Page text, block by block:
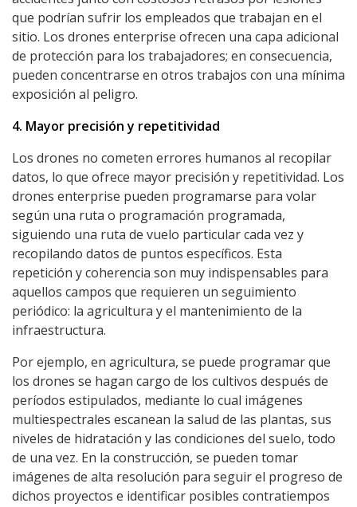
que podrían sufrir los empleados que trabajan en el
sitio. Los drones enterprise ofrecen una capa adicional
de protección para los trabajadores; en consecuencia,
pueden concentrarse en otros trabajos con una mínima
exposición al peligro.
4. Mayor precisión y repetitividad
Los drones no cometen errores humanos al recopilar
datos, lo que ofrece mayor precisión y repetitividad. Los
drones enterprise pueden programarse para volar
según una ruta o programación programada,
siguiendo una ruta de vuelo particular cada vez y
recopilando datos de puntos específicos. Esta
repetición y coherencia son muy indispensables para
aquellos campos que requieren un seguimiento
periódico: la agricultura y el mantenimiento de la
infraestructura.
Por ejemplo, en agricultura, se puede programar que
los drones se hagan cargo de los cultivos después de
períodos estipulados, mediante lo cual imágenes
multiespectrales escanean la salud de las plantas, sus
niveles de hidratación y las condiciones del suelo, todo
de una vez. En la construcción, se pueden tomar
imágenes de alta resolución para seguir el progreso de
dichos proyectos e identificar posibles contratiempos